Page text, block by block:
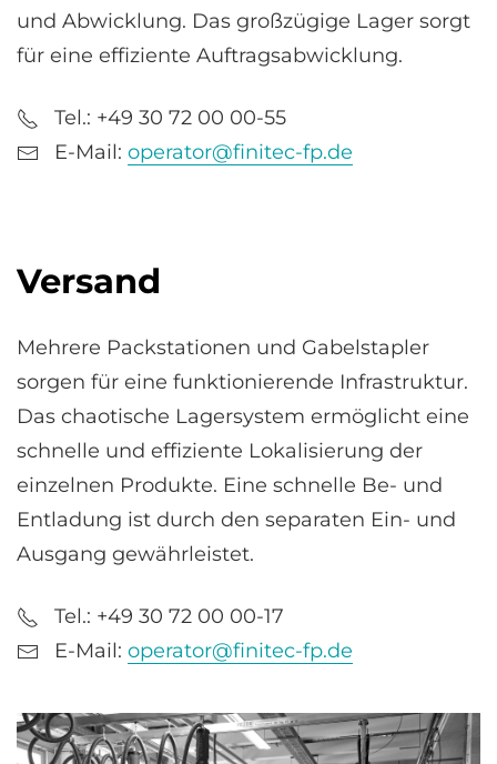
und Abwicklung. Das großzügige Lager sorgt
für eine effiziente Auftragsabwicklung.
Tel.: +49 30 72 00 00-55
E-Mail: operator@finitec-fp.de
Versand
Mehrere Packstationen und Gabelstapler
sorgen für eine funktionierende Infrastruktur.
Das chaotische Lagersystem ermöglicht eine
schnelle und effiziente Lokalisierung der
einzelnen Produkte. Eine schnelle Be- und
Entladung ist durch den separaten Ein- und
Ausgang gewährleistet.
Tel.: +49 30 72 00 00-17
E-Mail: operator@finitec-fp.de